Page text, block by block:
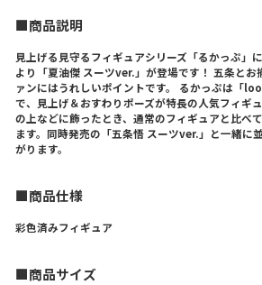
■商品説明
見上げる見守るフィギュアシリーズ「るかっぷ」
より「夏油傑 スーツver.」が登場です！ 五条とお
ァンにはうれしいポイントです。 るかっぷは「
で、見上げ＆おすわりポーズが特長の人気フィギ
の上などに飾ったとき、通常のフィギュアと比べ
ます。同時発売の「五条悟 スーツver.」と一緒に
がります。
■商品仕様
彩色済みフィギュア
■商品サイズ